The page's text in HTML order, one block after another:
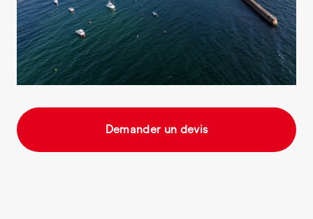
Demander un devis